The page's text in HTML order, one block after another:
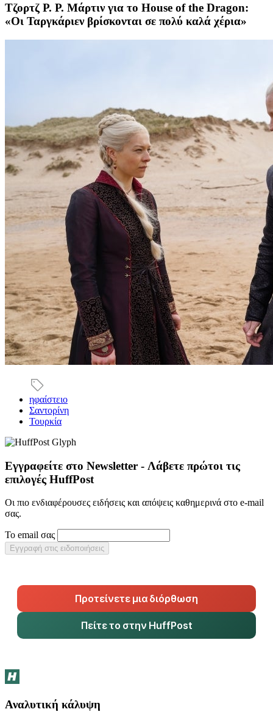
Τζορτζ Ρ. Ρ. Μάρτιν για το House of the Dragon:
«Οι Ταργκάριεν βρίσκονται σε πολύ καλά χέρια»
ηφαίστειο
Σαντορίνη
Τουρκία
Εγγραφείτε στο Newsletter - Λάβετε πρώτοι τις
επιλογές HuffPost
Οι πιο ενδιαφέρουσες ειδήσεις και απόψεις καθημερινά στο e-mail
σας.
Το email σας
Εγγραφή στις ειδοποιήσεις
Προτείνετε μια διόρθωση
Πείτε το στην HuffPost
Αναλυτική κάλυψη